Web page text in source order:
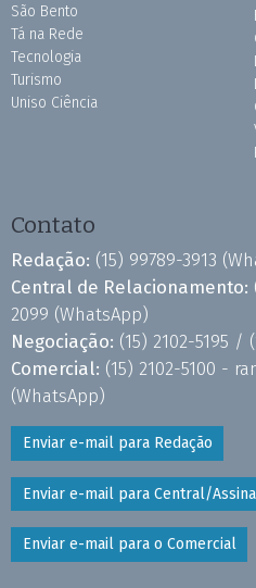
São Bento
Tá na Rede
Tecnologia
Turismo
Uniso Ciência
Contato
Redação: (15) 99789-3913
Central de Relacionamento:
2099 (WhatsApp)
Negociação: (15) 2102-5195 /
Comercial: (15) 2102-5100 -
(WhatsApp)
Enviar e-mail para Redação
Enviar e-mail para Central/
Enviar e-mail para o Comercial